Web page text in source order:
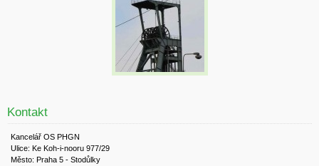
Kontakt
Kancelář OS PHGN
Ulice: Ke Koh-i-nooru 977/29
Město: Praha 5 - Stodůlky